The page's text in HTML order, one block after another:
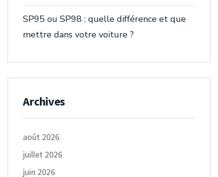
SP95 ou SP98 : quelle différence et que
mettre dans votre voiture ?
Archives
août 2026
juillet 2026
juin 2026